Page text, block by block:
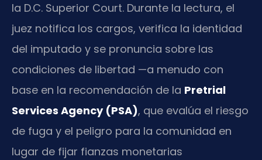
la D.C. Superior Court. Durante la lectura, el
juez notifica los cargos, verifica la identidad
del imputado y se pronuncia sobre las
condiciones de libertad —a menudo con
base en la recomendación de la Pretrial
Services Agency (PSA), que evalúa el riesgo
de fuga y el peligro para la comunidad en
lugar de fijar fianzas monetarias